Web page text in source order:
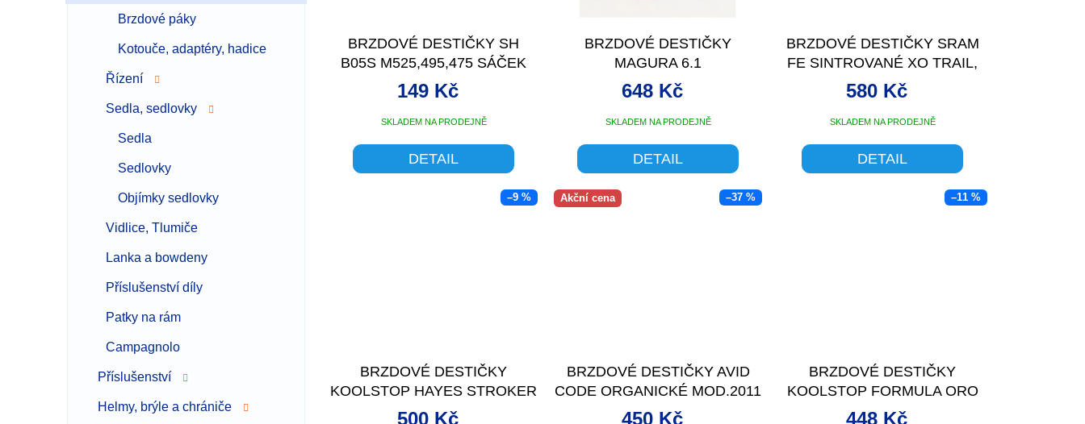
Brzdové páky
Kotouče, adaptéry, hadice
Řízení
Sedla, sedlovky
Sedla
Sedlovky
Objímky sedlovky
Vidlice, Tlumiče
Lanka a bowdeny
Příslušenství díly
Patky na rám
Campagnolo
Příslušenství
Helmy, brýle a chrániče
BRZDOVÉ DESTIČKY SH
B05S M525,495,475 SÁČEK
SKLADEM NA PRODEJNĚ
149 Kč
DETAIL
BRZDOVÉ DESTIČKY
MAGURA 6.1
LUISA,JULIE,CARBON,MAR
SKLADEM NA PRODEJNĚ
648 Kč
DETAIL
BRZDOVÉ DESTIČKY SRAM
FE SINTROVANÉ XO TRAIL,
GUI
SKLADEM NA PRODEJNĚ
580 Kč
DETAIL
–9 %
BRZDOVÉ DESTIČKY
KOOLSTOP HAYES STROKER
TRAIL
500 Kč
Akční cena –37 %
BRZDOVÉ DESTIČKY AVID
CODE ORGANICKÉ MOD.2011
450 Kč
–11 %
BRZDOVÉ DESTIČKY
KOOLSTOP FORMULA ORO
448 Kč